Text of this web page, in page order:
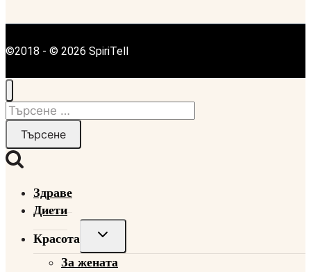
©2018 - © 2026 SpiriTell
Търсене
Здраве
Диети
Красота
Toggle
child
menu
За жената